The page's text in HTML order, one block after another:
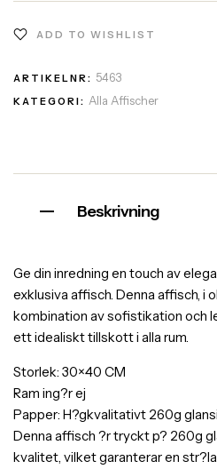
ADD TO WISHLIST
ARTIKELNR: 5463
KATEGORI: Alla Affischer
Beskrivning
Ge din inredning en touch av
exklusiva affisch. Denna affisch, i
kombination av sofistikation och
ett idealiskt tillskott i alla rum.
Storlek: 30×40 CM
Ram ing?r ej
Papper: H?gkvalitativt 260g
Denna affisch ?r tryckt p? 260g
kvalitet, vilket garanterar en